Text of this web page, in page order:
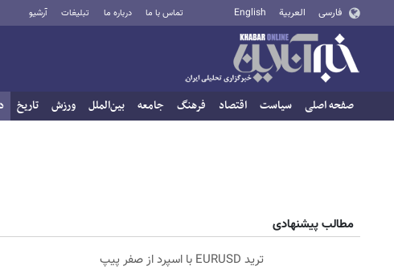
فارسی العربية English تماس با ما درباره ما تبلیغات آرشیو
صفحه اصلی سیاست اقتصاد فرهنگ جامعه بین‌الملل ورزش تاریخ
مطالب پیشنهادی
ترید EURUSD با اسپرد از صفر پیپ